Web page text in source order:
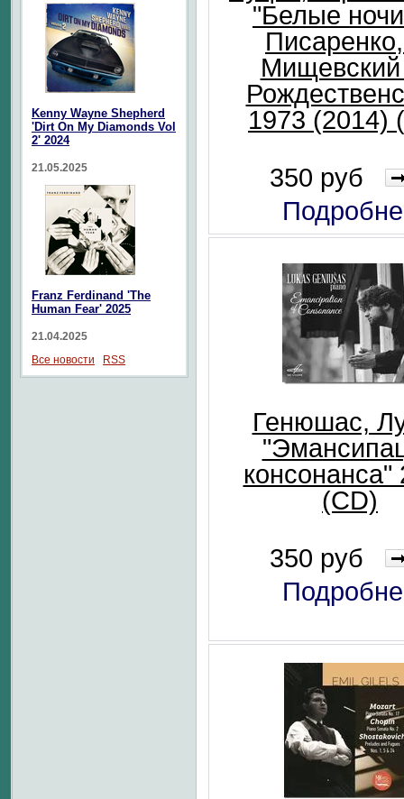
"Белые
Мищевский
1973 (2014)
350 руб
Генюшас,
консонанса"
(CD)
350 руб
Kenny Wayne Shepherd
'Dirt On My Diamonds Vol
2' 2024
21.05.2025
Franz Ferdinand 'The
Human Fear' 2025
21.04.2025
Все новости
RSS